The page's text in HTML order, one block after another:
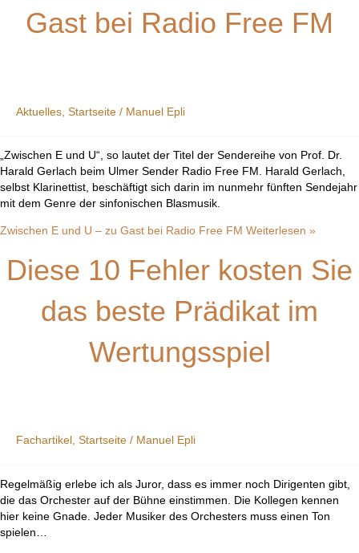
Gast bei Radio Free FM
Aktuelles Startseite / Manuel Epli
„Zwischen E und U“, so lautet der Titel der Sendereihe von Prof. Dr.
Harald Gerlach beim Ulmer Sender Radio Free FM. Harald Gerlach,
selbst Klarinettist, beschäftigt sich darin im nunmehr fünften Sendejahr
mit dem Genre der sinfonischen Blasmusik.
Zwischen E und U – zu Gast bei Radio Free FM Weiterlesen »
Diese 10 Fehler kosten Sie
das beste Prädikat im
Wertungsspiel
Fachartikel , Startseite / Manuel Epli
Regelmäßig erlebe ich als Juror, dass es immer noch Dirigenten gibt,
die das Orchester auf der Bühne einstimmen. Die Kollegen kennen
hier keine Gnade. Jeder Musiker des Orchesters muss einen Ton
spielen…